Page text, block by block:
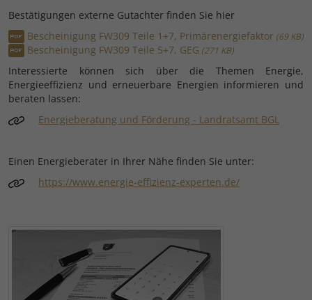
Bestätigungen externe Gutachter finden Sie hier
Bescheinigung FW309 Teile 1+7, Primärenergiefaktor 69 KB
Bescheinigung FW309 Teile 5+7, GEG 271 KB
Interessierte können sich über die Themen Energie,
Energieeffizienz und erneuerbare Energien informieren und
beraten lassen:
Energieberatung und Förderung - Landratsamt BGL
Einen Energieberater in Ihrer Nähe finden Sie unter:
https://www.energie-effizienz-experten.de/